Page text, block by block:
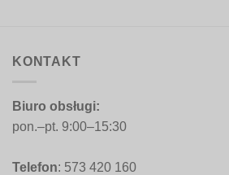
KONTAKT
Biuro obsługi:
pon.–pt. 9:00–15:30
Telefon: 573 420 160